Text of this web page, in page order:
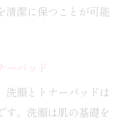
清潔に保つことが可能
ーパッド
洗顔とトナーパッドは
す。洗顔は肌の基礎を